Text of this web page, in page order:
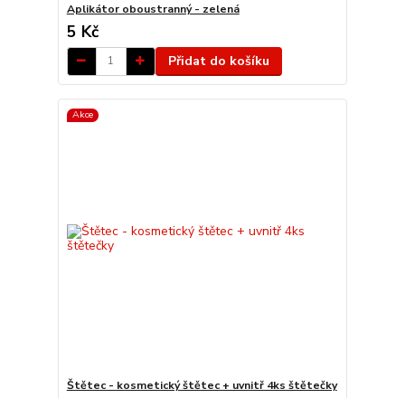
Aplikátor oboustranný - zelená
5 Kč
Přidat do košíku
Akce
Štětec - kosmetický štětec + uvnitř 4ks štětečky